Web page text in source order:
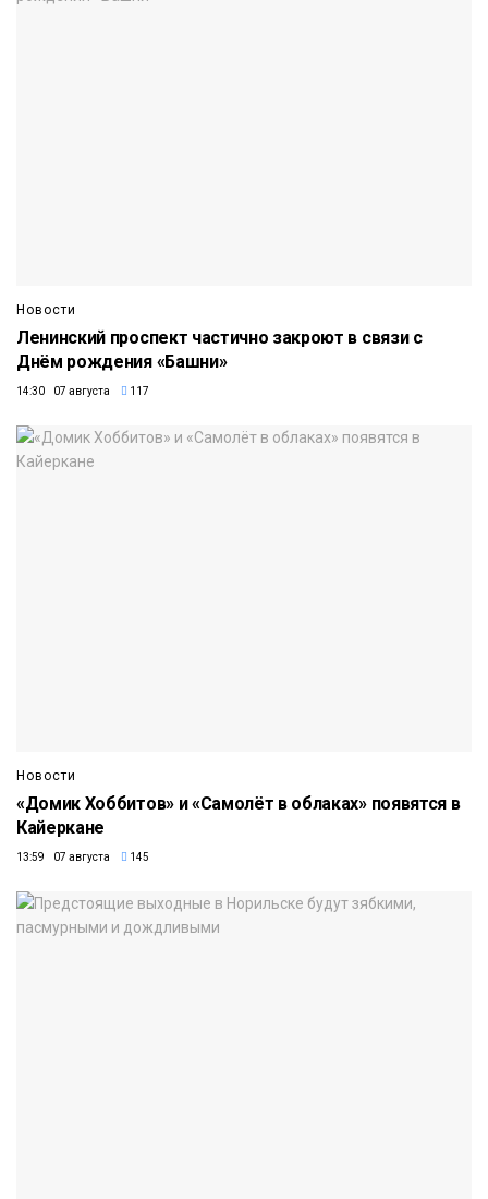
Новости
Ленинский проспект частично закроют в связи с
Днём рождения «Башни»
14:30 07 августа 117
Новости
«Домик Хоббитов» и «Самолёт в облаках» появятся в
Кайеркане
13:59 07 августа 145